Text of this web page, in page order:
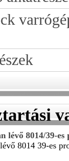
lévő 8014/39-es
8014 39-es